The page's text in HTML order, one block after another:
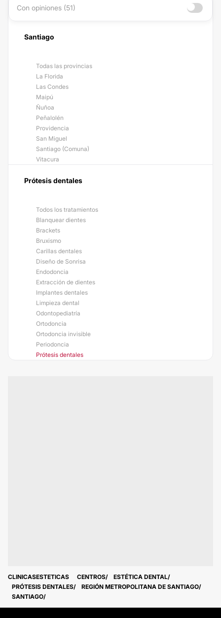
Con opiniones (51)
Santiago
Todas las provincias
La Florida
Las Condes
Maipú
Ñuñoa
Peñalolén
Providencia
San Miguel
Santiago (Comuna)
Vitacura
Prótesis dentales
Todos los tratamientos
Blanquear dientes
Brackets
Bruxismo
Carillas dentales
Diseño de Sonrisa
Endodoncia
Extracción de dientes
Implantes dentales
Limpieza dental
Odontopediatría
Ortodoncia
Ortodoncia invisible
Periodoncia
Prótesis dentales
CLINICASESTETICAS CENTROS
ESTÉTICA DENTAL
PRÓTESIS DENTALES
REGIÓN METROPOLITANA DE SANTIAGO
SANTIAGO